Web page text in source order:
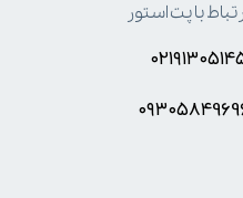
با پت استور